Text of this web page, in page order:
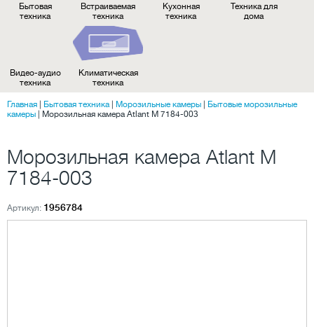
Бытовая
техника
Встраиваемая
техника
Кухонная
техника
Техника для
дома
Видео-аудио
техника
Климатическая
техника
Главная Бытовая техника| Морозильные камеры
Бытовые морозильные
камеры
Морозильная камера Atlant M 7184-003
Морозильная камера Atlant M
7184-003
Артикул: 1956784